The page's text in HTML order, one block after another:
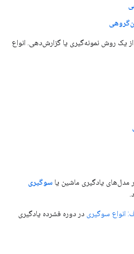
یک روش نمونه‌گیری یا گزارش‌دهی. انواع
مدل‌های یادگیری ماشین یا سوگیری
انواع سوگیری در دوره فشرده یادگیری